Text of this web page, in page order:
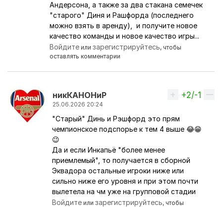
Андерсона, а также за два стакана семечек
"старого" Диня и Рашфорда (последнего
можно взять в аренду), и получите новое
качество команды и новое качество игры...
Войдите илизарегистрируйтесь, чтобы
оставлять комментарии
никКАНОНиР
25.06.2026 20:24
Ответ на комментарий пользователя
Вверх
+2/-1
"Старый" Динь и Рэшфорд это прям
чемпионское подспорье к тем 4 выше 😂😁
😉
Да и если Инкапьё "более менее
приемлемый", то получается в сборной
Эквадора остальные игроки ниже или
сильно ниже его уровня и при этом почти
вылетела на чм уже на групповой стадии
Войдите илизарегистрируйтесь, чтобы